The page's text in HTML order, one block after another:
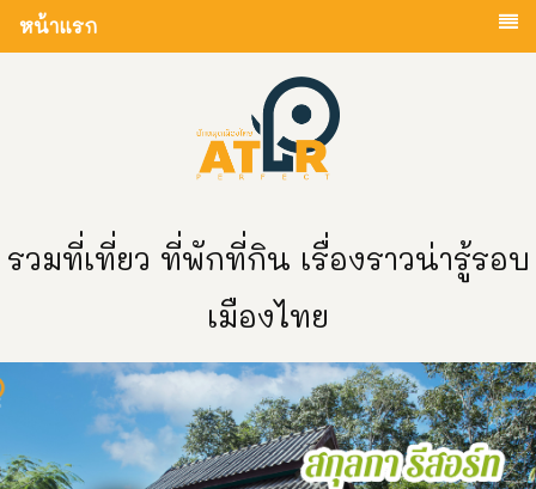
หน้าแรก
รวมที่เที่ยว ที่พักที่กิน เรื่องราวน่ารู้รอบ
เมืองไทย